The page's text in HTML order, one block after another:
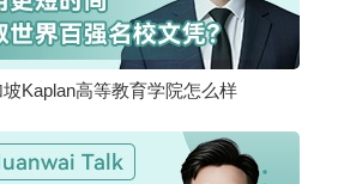
坡Kaplan高等教育学院怎么样